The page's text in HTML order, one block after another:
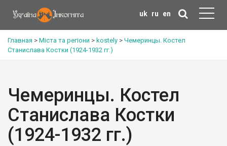
uk ru en
Главная > Міста та регіони > kostely > Чемеринцы. Костел
Станислава Костки (1924-1932 гг.)
Чемеринцы. Костел
Станислава Костки
(1924-1932 гг.)